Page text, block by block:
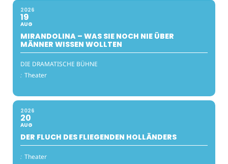
2026
19
AUG
MIRANDOLINA – WAS SIE NOCH NIE ÜBER
MÄNNER WISSEN WOLLTEN
DIE DRAMATISCHE BÜHNE
: Theater
2026
20
AUG
DER FLUCH DES FLIEGENDEN HOLLÄNDERS
: Theater